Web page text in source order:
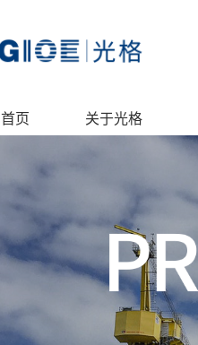
首页 关于光格